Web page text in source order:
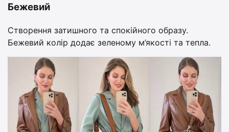
Бежевий
Створення затишного та спокійного образу.
Бежевий колір додає зеленому м’якості та тепла.